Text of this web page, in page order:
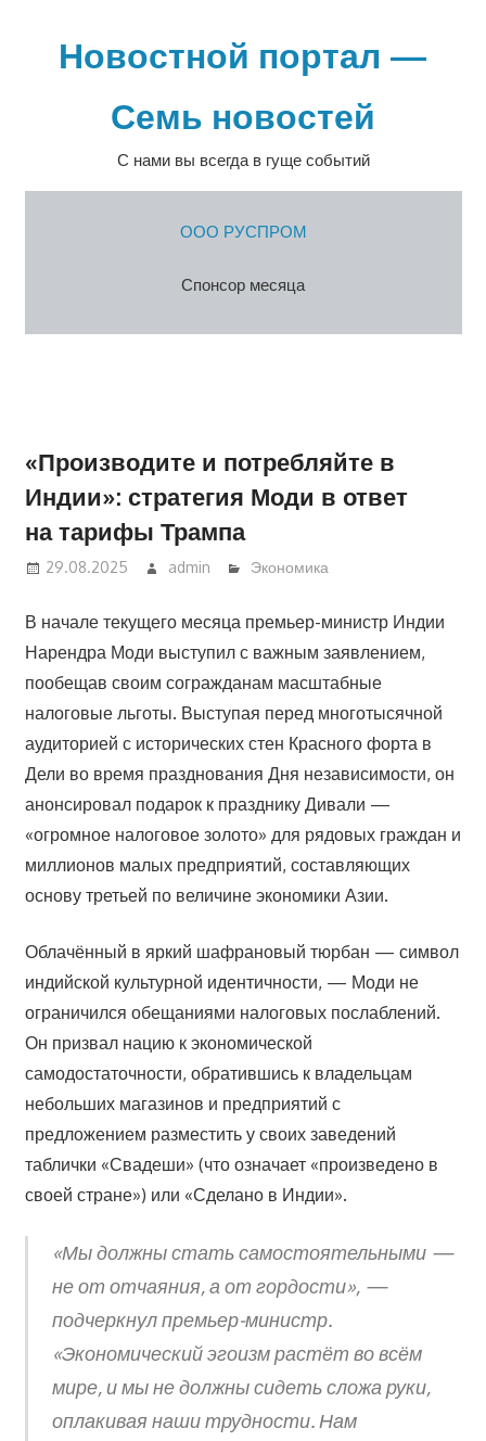
содержимомуНовостной портал —
Семь новостей
С нами вы всегда в гуще событий
ООО РУСПРОМ
Спонсор месяца
«Производите и потребляйте в
Индии»: стратегия Моди в ответ
на тарифы Трампа
29.08.2025 admin Экономика
В начале текущего месяца премьер-министр Индии
Нарендра Моди выступил с важным заявлением,
пообещав своим согражданам масштабные
налоговые льготы. Выступая перед многотысячной
аудиторией с исторических стен Красного форта в
Дели во время празднования Дня независимости, он
анонсировал подарок к празднику Дивали —
«огромное налоговое золото» для рядовых граждан и
миллионов малых предприятий, составляющих
основу третьей по величине экономики Азии.
Облачённый в яркий шафрановый тюрбан — символ
индийской культурной идентичности, — Моди не
ограничился обещаниями налоговых послаблений.
Он призвал нацию к экономической
самодостаточности, обратившись к владельцам
небольших магазинов и предприятий с
предложением разместить у своих заведений
таблички «Свадеши» (что означает «произведено в
своей стране») или «Сделано в Индии».
«Мы должны стать самостоятельными —
не от отчаяния, а от гордости», —
подчеркнул премьер-министр.
«Экономический эгоизм растёт во всём
мире, и мы не должны сидеть сложа руки,
оплакивая наши трудности. Нам